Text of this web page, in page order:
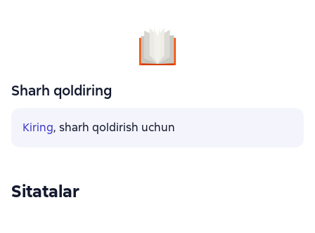
Sharh qoldiring
Kiring, sharh qoldirish uchun
Sitatalar